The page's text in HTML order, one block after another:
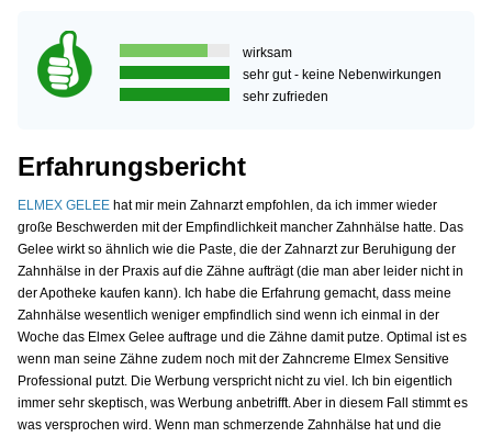
wirksam
sehr gut - keine Nebenwirkungen
sehr zufrieden
Erfahrungsbericht
ELMEX GELEE hat mir mein Zahnarzt empfohlen, da ich immer wieder
große Beschwerden mit der Empfindlichkeit mancher Zahnhälse hatte. Das
Gelee wirkt so ähnlich wie die Paste, die der Zahnarzt zur Beruhigung der
Zahnhälse in der Praxis auf die Zähne aufträgt (die man aber leider nicht in
der Apotheke kaufen kann). Ich habe die Erfahrung gemacht, dass meine
Zahnhälse wesentlich weniger empfindlich sind wenn ich einmal in der
Woche das Elmex Gelee auftrage und die Zähne damit putze. Optimal ist es
wenn man seine Zähne zudem noch mit der Zahncreme Elmex Sensitive
Professional putzt. Die Werbung verspricht nicht zu viel. Ich bin eigentlich
immer sehr skeptisch, was Werbung anbetrifft. Aber in diesem Fall stimmt es
was versprochen wird. Wenn man schmerzende Zahnhälse hat und die